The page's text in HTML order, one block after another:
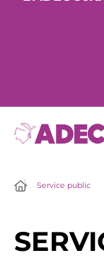
Service public